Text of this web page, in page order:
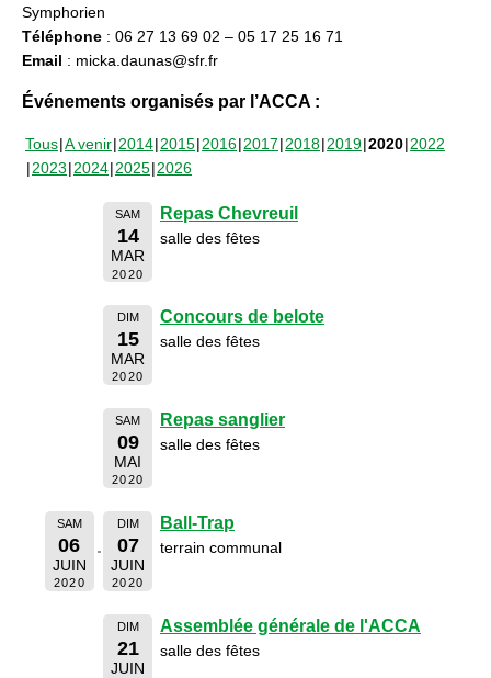
Symphorien
Téléphone : 06 27 13 69 02 – 05 17 25 16 71
Email : micka.daunas@sfr.fr
Événements organisés par l’ACCA :
Tous A venir 2014 2015 2016 2017 2018 2019 2020 2022
2023 2024 2025 2026
SAM
14
MAR
2020
Repas Chevreuil
salle des fêtes
DIM
15
MAR
2020
Concours de belote
salle des fêtes
SAM
09
MAI
2020
Repas sanglier
salle des fêtes
SAM
06
JUIN
2020
DIM
07
JUIN
2020
Ball-Trap
terrain communal
DIM
21
JUIN
Assemblée générale de l'ACCA
salle des fêtes